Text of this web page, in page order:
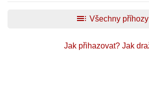
toc Všechny příhozy
Jak přihazovat? Jak